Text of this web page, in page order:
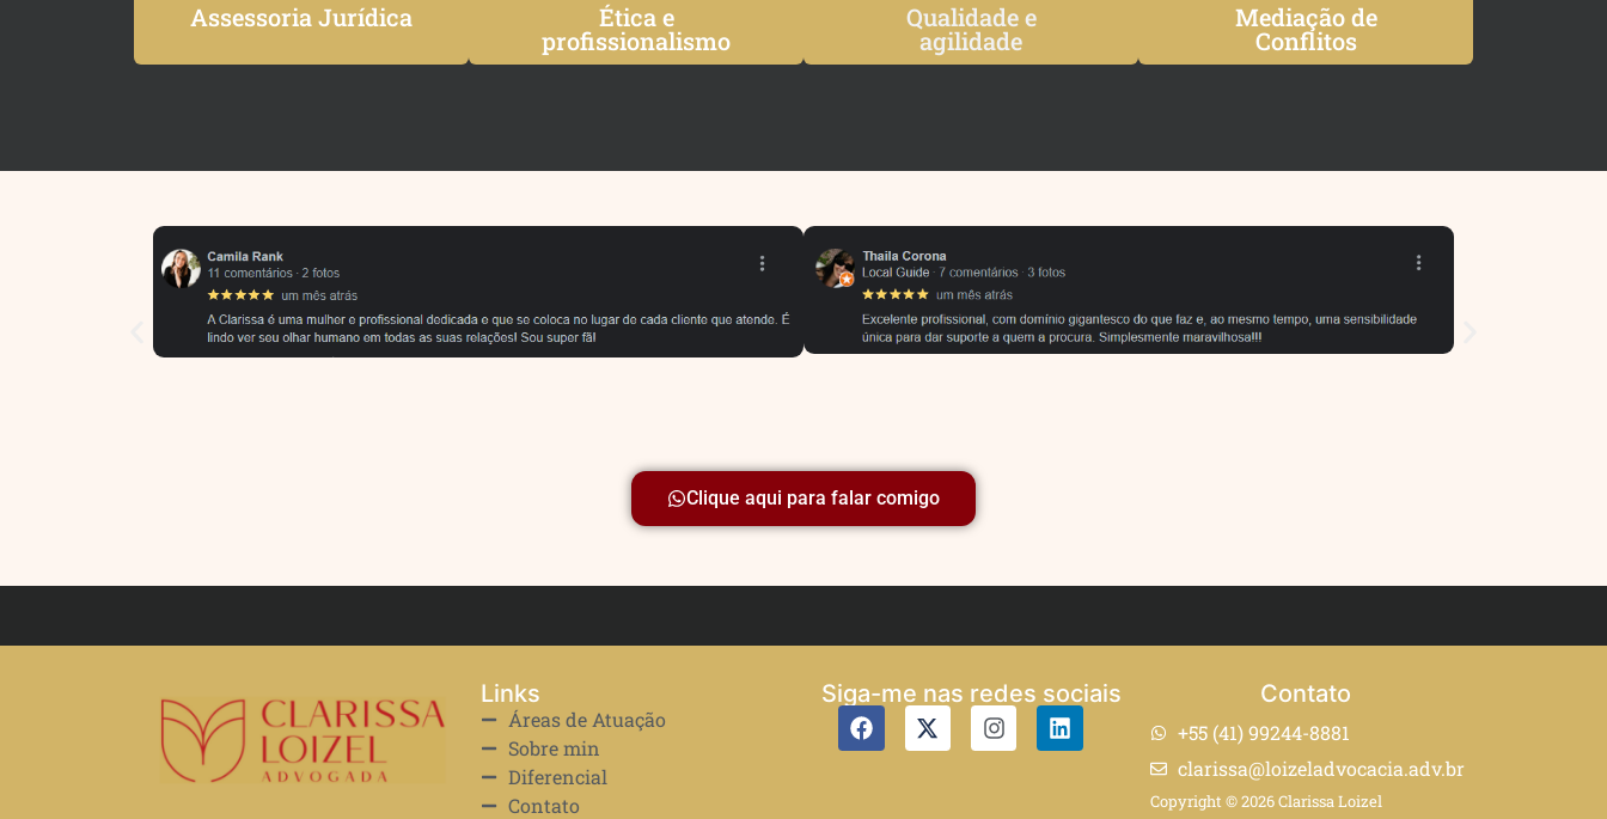
Assessoria Jurídica Ética e
profissionalismo
Qualidade e
agilidade
Mediação de
Conflitos
Clique aqui para falar comigo
Links
Áreas de Atuação
Sobre min
Diferencial
Contato
Siga-me nas redes sociais Contato
+55 (41) 99244-8881
clarissa@loizeladvocacia.adv.br
Copyright © 2026 Clarissa Loizel